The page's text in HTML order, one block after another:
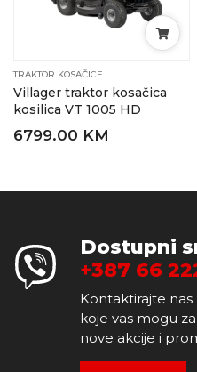
TRAKTOR KOSAČICE
Villager traktor kosačica
kosilica VT 1005 HD
6799.00 KM
Dostupni
+387 66
Kontaktirajte
koje vas mogu
nove akcije i